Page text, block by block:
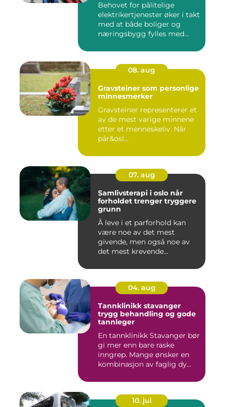
Behovet for pålitelige
elektrikertjenester øker i takt
med at både boliger og
næringsbygg fylles med...
08. aug
Gravsteiner som personlige
minnesmerker
Gravsteiner representerer et
av de mest varige minnene
etter et menneskeliv. Når
pår&osl...
07. aug
Samlivsterapi i oslo når
forholdet trenger tryggere
grunn
Å leve i et parforhold kan
være noe av det mest
givende, men også noe av
det mest krevende
04. aug
Tannklinikk stavanger
trygg behandling og gode
tannleger
En tannklinikk Stavanger bør
gi mer enn bare raske
inngrep. Mange ønsker en
kombinasjon av faglig dy...
10. jul